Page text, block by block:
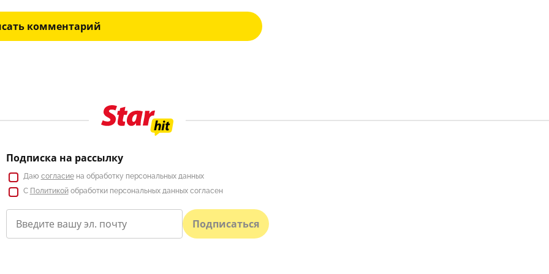
комментарий
Подписка на рассылку
Даю согласиена обработку персональных данных
С Политикойобработки персональных данных согласен
Подписаться